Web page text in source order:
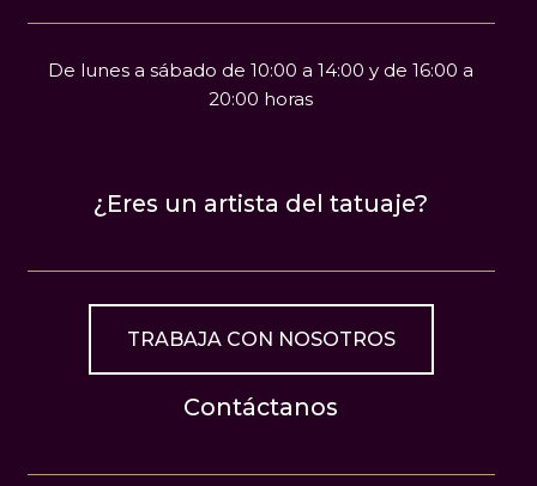
De lunes a sábado de 10:00 a 14:00 y de 16:00 a
20:00 horas
¿Eres un artista del tatuaje?
TRABAJA CON NOSOTROS
Contáctanos